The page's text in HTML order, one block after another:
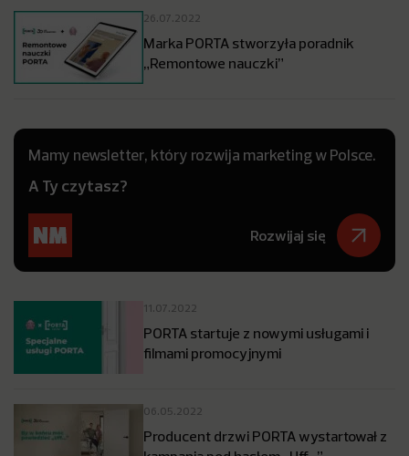
26.07.2022
Marka PORTA stworzyła poradnik
„Remontowe nauczki”
Mamy newsletter, który rozwija marketing w Polsce.
A Ty czytasz?
Rozwijaj się
11.07.2022
PORTA startuje z nowymi usługami i
filmami promocyjnymi
06.05.2022
Producent drzwi PORTA wystartował z